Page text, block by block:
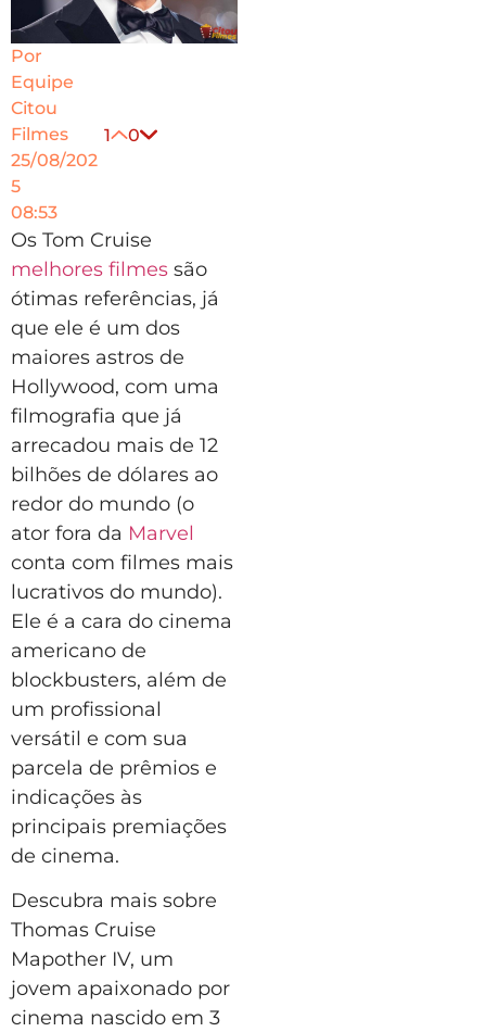
Por
Equipe
Citou
Filmes
25/08/202
5
08:53
0
1
Os Tom Cruise
melhores filmes são
ótimas referências, já
que ele é um dos
maiores astros de
Hollywood, com uma
filmografia que já
arrecadou mais de 12
bilhões de dólares ao
redor do mundo (o
ator fora da Marvel
conta com filmes mais
lucrativos do mundo).
Ele é a cara do cinema
americano de
blockbusters, além de
um profissional
versátil e com sua
parcela de prêmios e
indicações às
principais premiações
de cinema.
Descubra mais sobre
Thomas Cruise
Mapother IV, um
jovem apaixonado por
cinema nascido em 3